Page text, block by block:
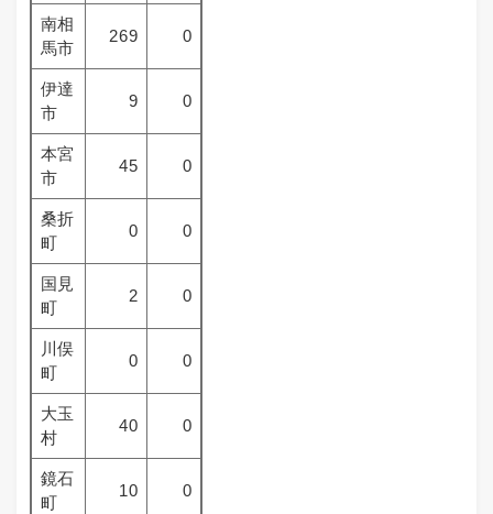
南相
馬市
269 0
伊達
市
9 0
本宮
市
45 0
桑折
町
0 0
国見
町
2 0
川俣
町
0 0
大玉
村
40 0
鏡石
町
10 0